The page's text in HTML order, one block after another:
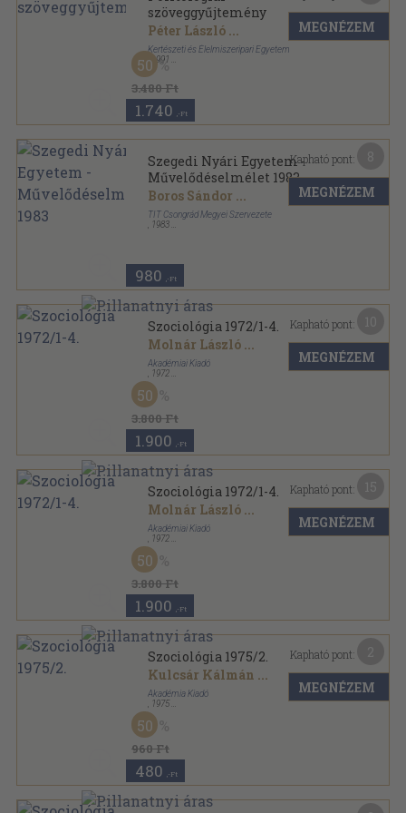
szöveggyűjtemény
Péter László ...
Kertészeti és Élelmiszeripari Egyetem
, 1991
Ragasztott papírkötés
3.480 Ft
50
1.740 ,-Ft
MEGNÉZEM
Szegedi Nyári Egyetem -
Művelődéselmélet 1983
Boros Sándor ...
TIT Csongrád Megyei Szervezete
1983
980 ,-Ft
Kapható pont:
MEGNÉZEM
Szociológia 1972/1-4.
Molnár László ...
Akadémiai Kiadó
1972
Fűzött papírkötés
Szociológia sorozat
3.800 Ft
50
1.900 ,-Ft
Kapható pont:
MEGNÉZEM
Szociológia 1972/1-4.
Molnár László ...
Akadémiai Kiadó
1972
Könyvkötői kötés
Szociológia sorozat
3.800 Ft
50
1.900 ,-Ft
Kapható pont:
MEGNÉZEM
Szociológia 1975/2.
Kulcsár Kálmán ...
Akadémia Kiadó
1975
Fűzött papírkötés
Szociológia sorozat
960 Ft
50
480 ,-Ft
Kapható pont:
MEGNÉZEM